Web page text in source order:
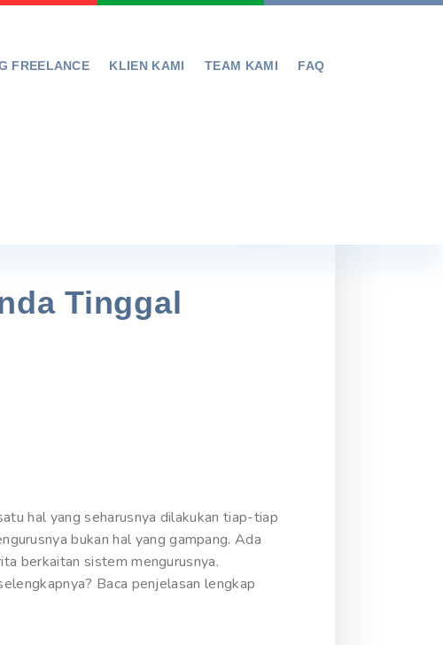
FREELANCE KLIEN KAMI TEAM KAMI FAQ
Tinggal
hal yang seharusnya dilakukan tiap-tiap
bukan hal yang gampang. Ada
berkaitan sistem mengurusnya.
Baca penjelasan lengkap